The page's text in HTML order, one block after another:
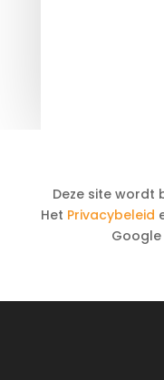
Deze site wordt
Het Privacybeleid